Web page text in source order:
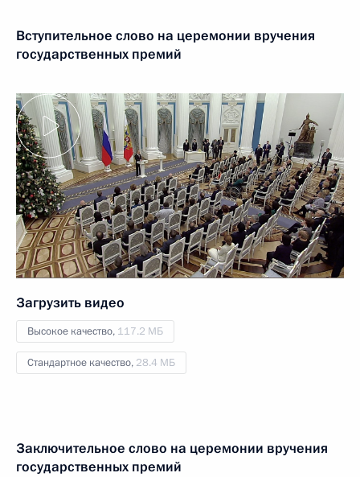
Вступительное слово на церемонии вручения
государственных премий
Загрузить видео
Высокое качество, 117.2 МБ
Стандартное качество, 28.4 МБ
Заключительное слово на церемонии вручения
государственных премий